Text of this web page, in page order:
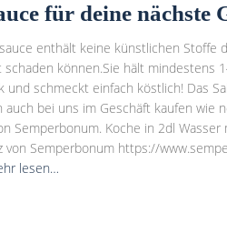
für deine
enthält keine künstlichen Stoffe
schaden können.Sie hält mindestens
und schmeckt einfach köstlich! Das
auch bei uns im Geschäft kaufen wie
Semperbonum. Koche in 2dl Wasser
von Semperbonum https://
lesen…